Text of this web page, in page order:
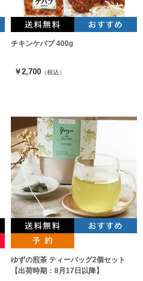
チキンケバブ 400g
￥2,700 （税込）
ゆずの煎茶 ティーバッグ2個セット
【出荷時期：8月17日以降】